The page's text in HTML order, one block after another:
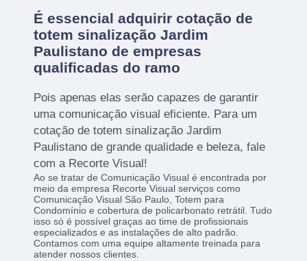
É essencial adquirir cotação de
totem sinalização Jardim
Paulistano de empresas
qualificadas do ramo
Pois apenas elas serão capazes de garantir
uma comunicação visual eficiente. Para um
cotação de totem sinalização Jardim
Paulistano de grande qualidade e beleza, fale
com a Recorte Visual!
Ao se tratar de Comunicação Visual é encontrada por
meio da empresa Recorte Visual serviços como
Comunicação Visual São Paulo, Totem para
Condomínio e cobertura de policarbonato retrátil. Tudo
isso só é possível graças ao time de profissionais
especializados e as instalações de alto padrão.
Contamos com uma equipe altamente treinada para
atender nossos clientes.